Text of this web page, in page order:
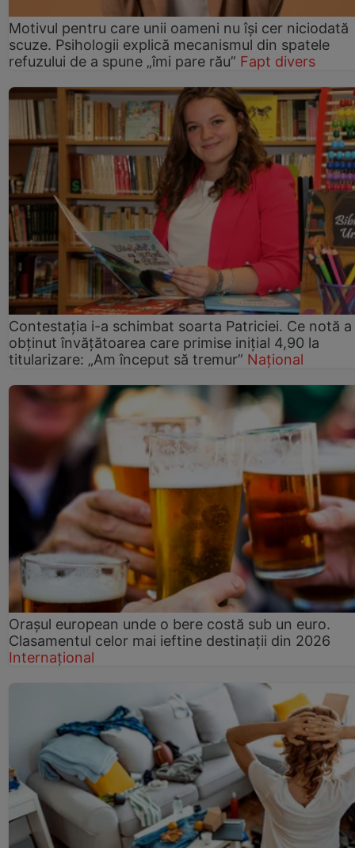
Motivul pentru care unii oameni nu își cer niciodată
scuze. Psihologii explică mecanismul din spatele
refuzului de a spune „îmi pare rău” Fapt divers
Contestația i-a schimbat soarta Patriciei. Ce notă a
obținut învățătoarea care primise inițial 4,90 la
titularizare: „Am început să tremur” Național
Orașul european unde o bere costă sub un euro.
Clasamentul celor mai ieftine destinații din 2026
Internațional